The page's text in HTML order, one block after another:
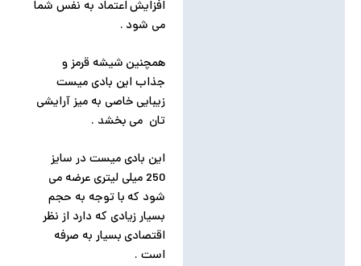
افزایش اعتماد به نفس شما
می شود .
همچنین شیشه قرمز و
جذاب این بادی میست
زیبایی خاصی به میز آرایشی
تان می بخشد .
این بادی میست در سایز
250 میلی لیتری عرضه می
شود که با توجه به حجم
بسیار زیادی که دارد از نظر
اقتصادی بسیار به صرفه
است .